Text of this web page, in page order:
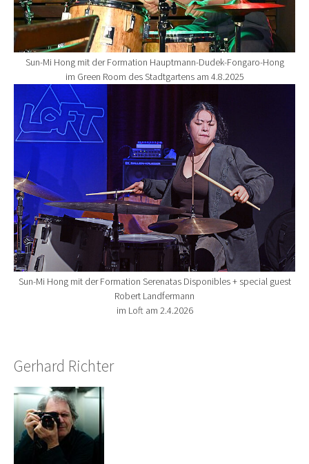
Sun-Mi Hong mit der Formation Hauptmann-Dudek-Fongaro-Hong
im Green Room des Stadtgartens am 4.8.2025
Show larger version for:
Sun-Mi Hong mit der Formation Serenatas Disponibles + special guest
Robert Landfermann
im Loft am 2.4.2026
Gerhard Richter